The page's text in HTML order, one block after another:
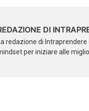
DI
La redazione di
per iniziare alle